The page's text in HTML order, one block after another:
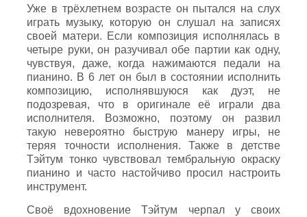
Уже в трёхлетнем возрасте он пытался на слух
играть музыку, которую он слушал на записях
своей матери. Если композиция исполнялась в
четыре руки, он разучивал обе партии как одну,
чувствуя, даже, когда нажимаются педали на
пианино. В 6 лет он был в состоянии исполнить
композицию, исполнявшуюся как дуэт, не
подозревая, что в оригинале её играли два
исполнителя. Возможно, поэтому он развил
такую невероятно быструю манеру игры, не
теряя точности исполнения. Также в детстве
Тэйтум тонко чувствовал тембральную окраску
пианино и часто настойчиво просил настроить
инструмент.
Своё вдохновение Тэйтум черпал у своих